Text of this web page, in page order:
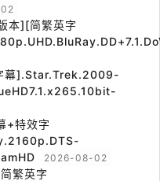
本][简繁英字
幕].Star.Trek.2009-
+特效字
2026-08-02
繁英字